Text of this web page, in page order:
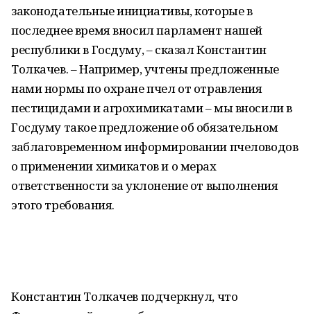
законодательные инициативы, которые в
последнее время вносил парламент нашей
республики в Госдуму, – сказал Константин
Толкачев. – Например, учтены предложенные
нами нормы по охране пчел от отравления
пестицидами и агрохимикатами – мы вносили в
Госдуму такое предложение об обязательном
заблаговременном информировании пчеловодов
о применении химикатов и о мерах
ответственности за уклонение от выполнения
этого требования.
Константин Толкачев подчеркнул, что